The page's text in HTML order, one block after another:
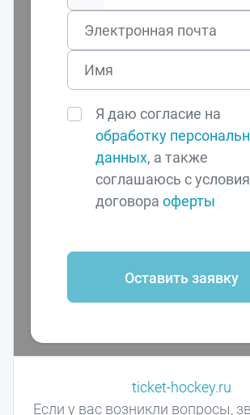
Я даю согласие на
обработку
данных, а также
соглашаюсь с
договораоферты
Оставить заявку
Если у вас возникли вопросы,
ticket-hockey.ru